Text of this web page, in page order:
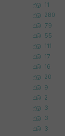
11
280
79
55
111
17
16
20
9
2
3
3
3